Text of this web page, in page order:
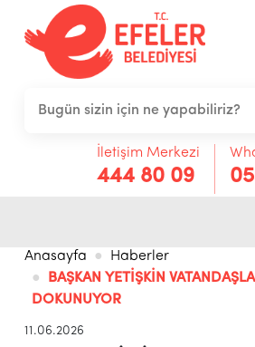
İletişim Merkezi
444 80 09
Anasayfa
Haberler
BAŞKAN YETİŞKİN
DOKUNUYOR
11.06.2026